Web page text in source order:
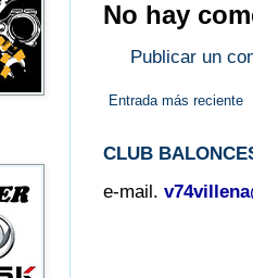
No hay
Publicar un
Entrada más reciente
CLUB
e-mail.